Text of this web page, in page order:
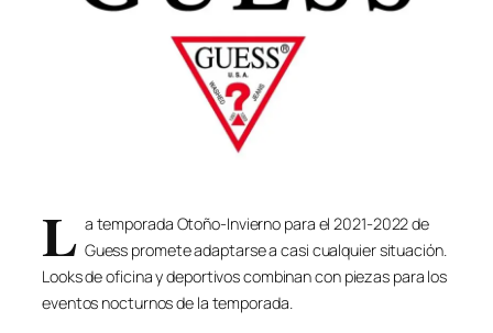
L a temporada Otoño-Invierno para el 2021-2022 de
Guess promete adaptarse a casi cualquier situación.
Looks de oficina y deportivos combinan con piezas para los
eventos nocturnos de la temporada.